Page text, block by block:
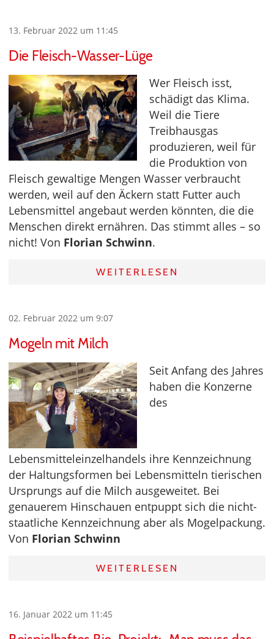
13. Februar 2022 um 11:45
Die Fleisch-Wasser-Lüge
Wer Fleisch isst,
schädigt das Klima.
Weil die Tiere
Treibhausgas
produzieren, weil für
die Produktion von
Fleisch gewaltige Mengen Wasser verbraucht
werden, weil auf den Äckern statt Futter auch
Lebensmittel angebaut werden könnten, die die
Menschen direkt ernähren. Das stimmt alles – so
nicht! Von Florian Schwinn.
WEITERLESEN
02. Februar 2022 um 9:07
Mogeln mit Milch
Seit Anfang des Jahres
haben die Konzerne
des
Lebensmitteleinzelhandels ihre Kennzeichnung
der Haltungsformen bei Lebensmitteln tierischen
Ursprungs auf die Milch ausgeweitet. Bei
genauerem Hinschauen entpuppt sich die nicht-
staatliche Kennzeichnung aber als Mogelpackung.
Von Florian Schwinn
WEITERLESEN
16. Januar 2022 um 11:45